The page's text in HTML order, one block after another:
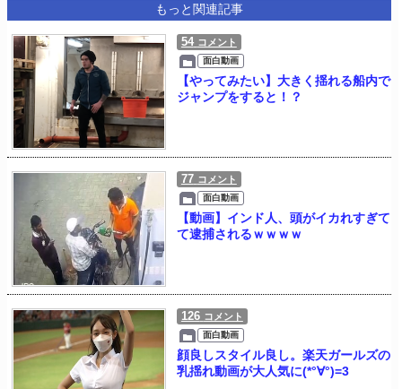
もっと関連記事
54 コメント
面白動画
【やってみたい】大きく揺れる船内で
ジャンプをすると！？
77 コメント
面白動画
【動画】インド人、頭がイカれすぎて
て逮捕されるｗｗｗｗ
126 コメント
面白動画
顔良しスタイル良し。楽天ガールズの
乳揺れ動画が大人気に(*°∀°)=3